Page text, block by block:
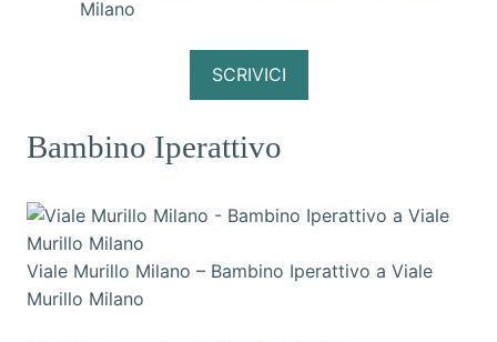
Milano
SCRIVICI
Bambino Iperattivo
Viale Murillo Milano – Bambino Iperattivo a Viale
Murillo Milano